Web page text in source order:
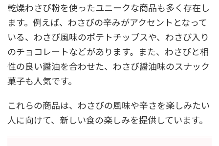
乾燥わさび粉を使ったユニークな商品も多く存在し
ます。例えば、わさびの辛みがアクセントとなって
いる、わさび風味のポテトチップスや、わさび入り
のチョコレートなどがあります。また、わさびと相
性の良い醤油を合わせた、わさび醤油味のスナック
菓子も人気です。
これらの商品は、わさびの風味や辛さを楽しみたい
人に向けて、新しい食の楽しみを提供しています。